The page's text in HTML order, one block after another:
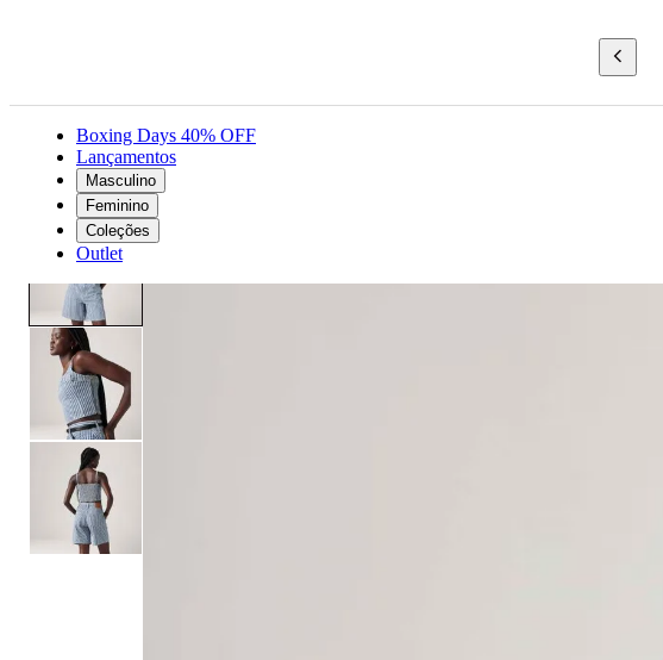
Boxing Days 40% OFF
Lançamentos
Masculino
Feminino
Coleções
Outlet
Feminino